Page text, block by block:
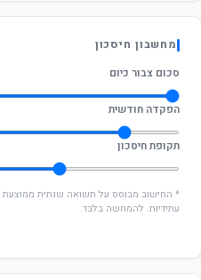
מחשבון חיסכון
סכום צבור כיום
הפקדה חודשית
תקופת חיסכון
עתידיות. להמחשה בלבד.